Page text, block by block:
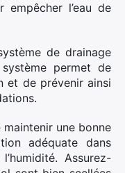
empêcher l’eau de
de drainage
permet de
et de prévenir ainsi
une bonne
adéquate dans
Assurez-